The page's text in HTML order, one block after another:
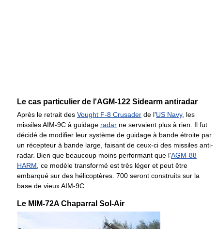
Le cas particulier de l'AGM-122 Sidearm antiradar
Après le retrait des Vought F-8 Crusader de l'US Navy, les
missiles AIM-9C à guidage radar ne servaient plus à rien. Il fut
décidé de modifier leur système de guidage à bande étroite par
un récepteur à bande large, faisant de ceux-ci des missiles anti-
radar. Bien que beaucoup moins performant que l'AGM-88
HARM , ce modèle transformé est très léger et peut être
embarqué sur des hélicoptères. 700 seront construits sur la
base de vieux AIM-9C.
Le MIM-72A Chaparral Sol-Air